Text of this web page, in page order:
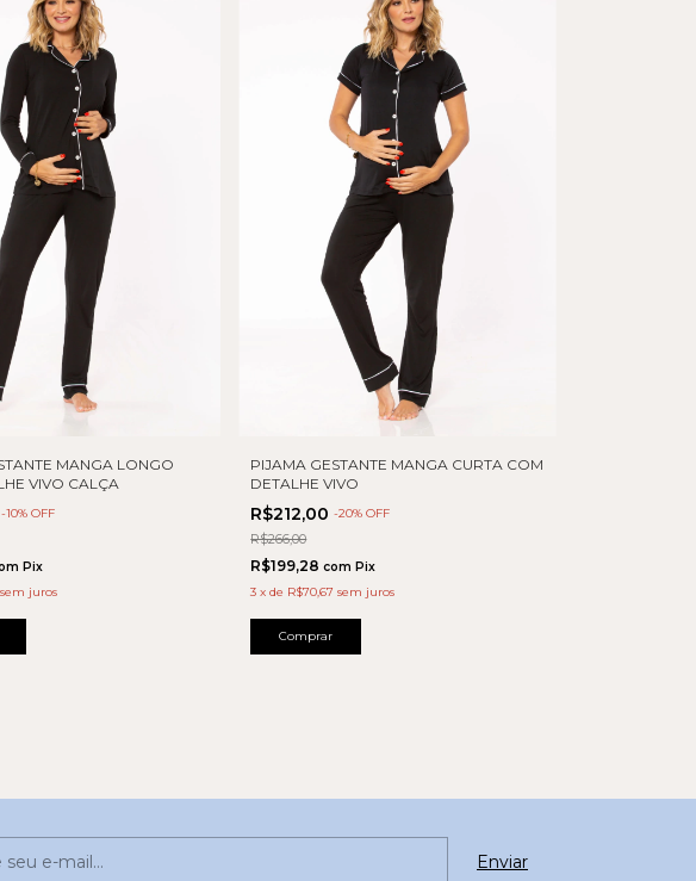
MANGA LONGO
VIVO CALÇA
-10% OFF
Pix
sem juros
PIJAMA GESTANTE MANGA CURTA COM
DETALHE VIVO
R$212,00-20% OFF
R$266,00
R$199,28com Pix
3 xde R$70,67 sem juros
Comprar